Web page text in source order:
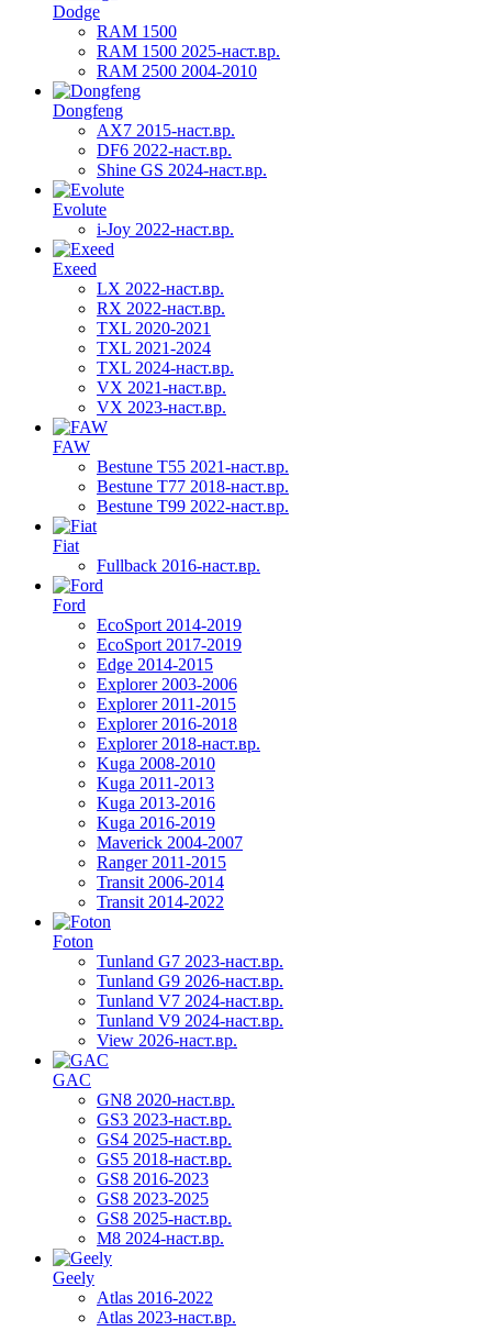
Dodge
RAM 1500
RAM 1500 2025-наст.вр.
RAM 2500 2004-2010
Dongfeng
AX7 2015-наст.вр.
DF6 2022-наст.вр.
Shine GS 2024-наст.вр.
Evolute
i-Joy 2022-наст.вр.
Exeed
LX 2022-наст.вр.
RX 2022-наст.вр.
TXL 2020-2021
TXL 2021-2024
TXL 2024-наст.вр.
VX 2021-наст.вр.
VX 2023-наст.вр.
FAW
Bestune T55 2021-наст.вр.
Bestune T77 2018-наст.вр.
Bestune T99 2022-наст.вр.
Fiat
Fullback 2016-наст.вр.
Ford
EcoSport 2014-2019
EcoSport 2017-2019
Edge 2014-2015
Explorer 2003-2006
Explorer 2011-2015
Explorer 2016-2018
Explorer 2018-наст.вр.
Kuga 2008-2010
Kuga 2011-2013
Kuga 2013-2016
Kuga 2016-2019
Maverick 2004-2007
Ranger 2011-2015
Transit 2006-2014
Transit 2014-2022
Foton
Tunland G7 2023-наст.вр.
Tunland G9 2026-наст.вр.
Tunland V7 2024-наст.вр.
Tunland V9 2024-наст.вр.
View 2026-наст.вр.
GAC
GN8 2020-наст.вр.
GS3 2023-наст.вр.
GS4 2025-наст.вр.
GS5 2018-наст.вр.
GS8 2016-2023
GS8 2023-2025
GS8 2025-наст.вр.
M8 2024-наст.вр.
Geely
Atlas 2016-2022
Atlas 2023-наст.вр.